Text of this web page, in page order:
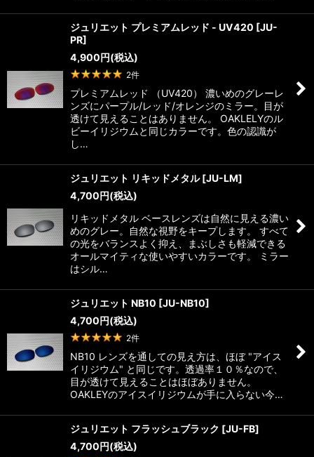
ジュリエット プレミアムレッド - UV420 [JU-
PR]
4,900円(税込)
2件
プレミアムレッド （UV420） 濃いめのグレーレ
ンズにパープル/レッド/オレンジのミラー。目が
透けて見えることはありません。 OAKLELYのル
ビーイリジウムと同じカラーです。色の認識が
し…
ジュリエット リキッドメタル [JU-LM]
4,700円(税込)
リキッドメタル ベースレンズは自然に見える濃い
めのグレー。自然な視野をキープします。 すべて
の光をバランスよく抑え、まぶしさも軽減できる
オールマイティな使いやすいカラーです。 ミラー
はシル…
ジュリエット NB10 [JU-NB10]
4,700円(税込)
2件
NB10 レンズを通しての見え方は、ほぼ "アイス
イリジウム" と同じです。透過率１０％なので、
目が透けて見えることはほぼありません。
OAKLEYのアイスイリジウムが手に入らない今…
ジュリエット フラッシュブラック [JU-FB]
4,700円(税込)